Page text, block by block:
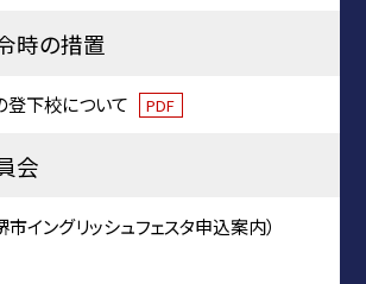
時の措置
下校について PDF
会
市イングリッシュフェスタ申込案内）